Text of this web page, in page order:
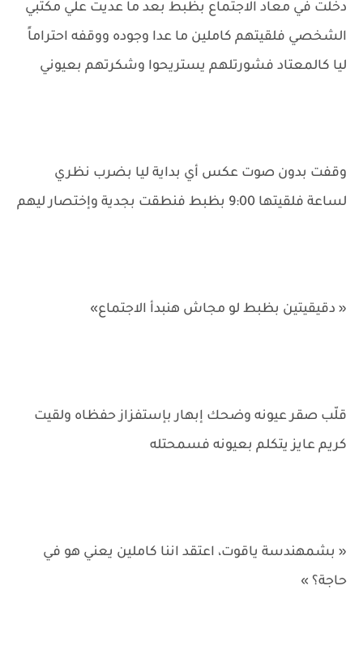
دخلت في معاد الاجتماع بظبط بعد ما عديت علي مكتبي
الشخصي فلقيتهم كاملين ما عدا وجوده ووقفه احتراماً
ليا كالمعتاد فشورتلهم يستريحوا وشكرتهم بعيوني
وقفت بدون صوت عكس أي بداية ليا بضرب نظري
لساعة فلقيتها 9:00 بظبط فنطقت بجدية وإختصار ليهم
« دقيقيتين بظبط لو مجاش هنبدأ الاجتماع»
قلّب صقر عيونه وضحك إبهار بإستفزاز حفظاه ولقيت
كريم عايز يتكلم بعيونه فسمحتله
« بشمهندسة ياقوت، اعتقد اننا كاملين يعني هو في
حاجة؟ »